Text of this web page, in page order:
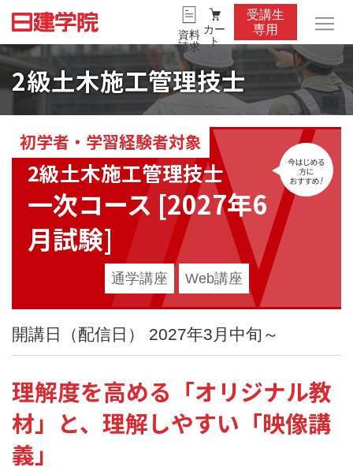
資料
請求
カー
ト
受講生
専用
2級土木施工管理技士
初学者・学習経験者対象
2級土木施工管理技士
一次コース [2027年6
月試験]
通学講座 Web講座
開講日（配信日） 2027年3月中旬～
理解度を高める「オリジナル教
材」と、理解しやすい「映像講
義」